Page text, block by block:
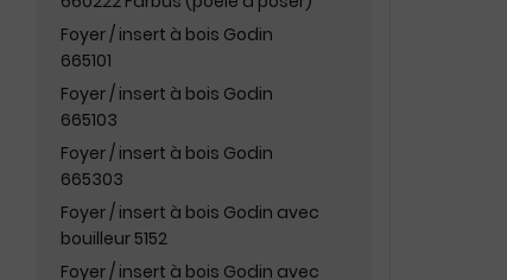
Foyer / insert à bois Godin
665101
Foyer / insert à bois Godin
665103
Foyer / insert à bois Godin
665303
Foyer / insert à bois Godin avec
bouilleur 5152
Foyer / insert à bois Godin avec